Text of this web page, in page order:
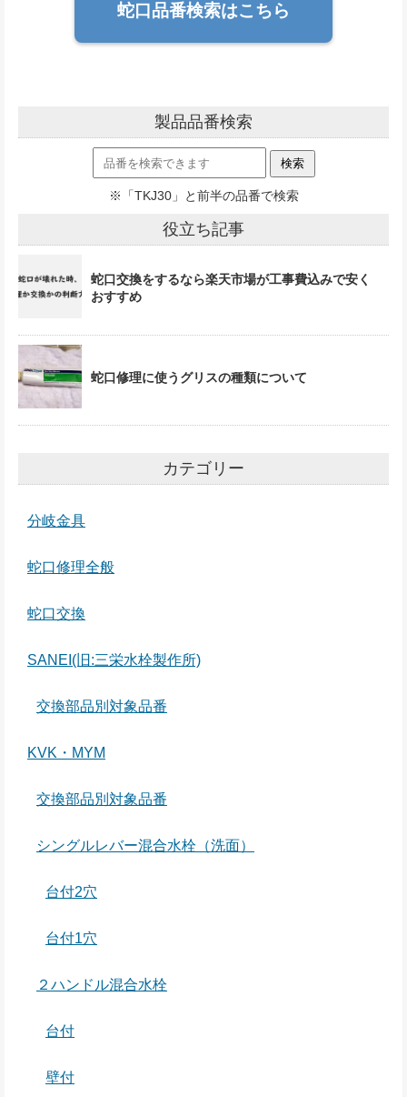
蛇口品番検索はこちら
製品品番検索
※「TKJ30」と前半の品番で検索
役立ち記事
蛇口交換をするなら楽天市場が工事費込みで安く
おすすめ
蛇口修理に使うグリスの種類について
カテゴリー
分岐金具
蛇口修理全般
蛇口交換
SANEI(旧:三栄水栓製作所)
交換部品別対象品番
KVK・MYM
交換部品別対象品番
シングルレバー混合水栓（洗面）
台付2穴
台付1穴
２ハンドル混合水栓
台付
壁付